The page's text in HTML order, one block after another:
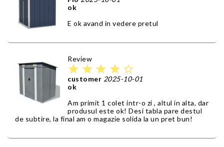
ok
E ok avand in vedere pretul
Review
star star star star star_border
customer 2025-10-01
ok
Am primit 1 colet intr-o zi , altul in alta, dar
produsul este ok! Desi tabla pare destul
de subtire, la final am o magazie solida la un pret bun!